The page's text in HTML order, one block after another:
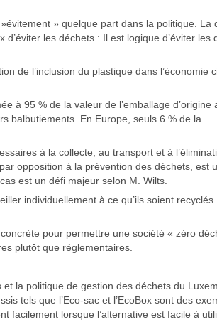
» quelque part dans la politique. La
les déchets : Il est logique d’éviter les
de l’inclusion du plastique dans l’économie
à 95 % de la valeur de l’emballage d’origine
balbutiements. En Europe, seuls 6 % de la
à la collecte, au transport et à
opposition à la prévention des déchets, est
est un défi majeur selon M. Wilts.
individuellement à ce qu’ils soient
pour permettre une société « zéro
plutôt que réglementaires.
la politique de gestion des déchets du
tels que l’Eco-sac et l’EcoBox sont des
facilement lorsque l’alternative est facile à